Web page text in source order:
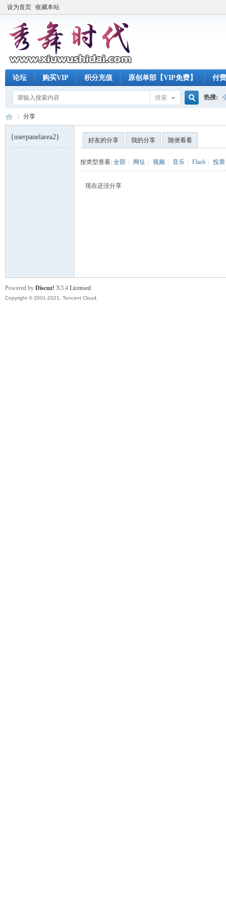
设为首页 收藏本站
论坛 购买VIP 积分充值 原创单部【VIP免费】 付
搜索 热搜:
分享
{userpanelarea2} 好友的分享 我的分享 随便看看
按类型查看: 全部 网址 视频 音乐 Flash 投票
现在还没分享
Powered by Discuz! X3.4 Licensed
Copyright © 2001-2021, Tencent Cloud.